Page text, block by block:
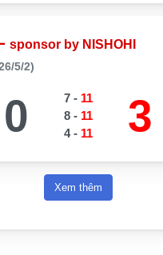
sponsor by NISHOHI
5/2)
0 7- 11
8- 11
4- 11 3
Xem thêm